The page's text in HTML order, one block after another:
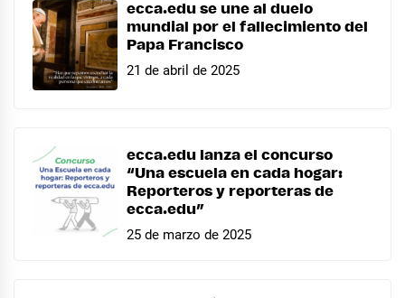
ecca.edu se une al duelo
mundial por el fallecimiento del
Papa Francisco
21 de abril de 2025
ecca.edu lanza el concurso
“Una escuela en cada hogar:
Reporteros y reporteras de
ecca.edu”
25 de marzo de 2025